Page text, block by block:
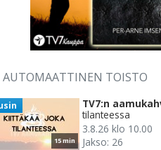
AUTOMAATTINEN TOISTO
15 min
TV7:n
tilanteessa
3.8.26 klo 10.00
Jakso: 26